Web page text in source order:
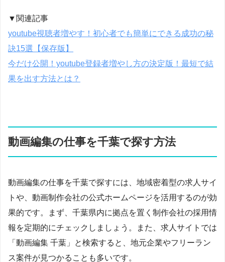
▼関連記事
youtube視聴者増やす！初心者でも簡単にできる成功の秘
訣15選【保存版】
今だけ公開！youtube登録者増やし方の決定版！最短で結
果を出す方法とは？
動画編集の仕事を千葉で探す方法
動画編集の仕事を千葉で探すには、地域密着型の求人サイ
トや、動画制作会社の公式ホームページを活用するのが効
果的です。まず、千葉県内に拠点を置く制作会社の採用情
報を定期的にチェックしましょう。また、求人サイトでは
「動画編集 千葉」と検索すると、地元企業やフリーラン
ス案件が見つかることも多いです。